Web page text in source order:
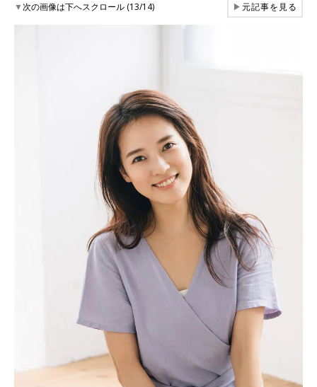
▼次の画像は下へスクロール (13/14) ▶元記事を見る